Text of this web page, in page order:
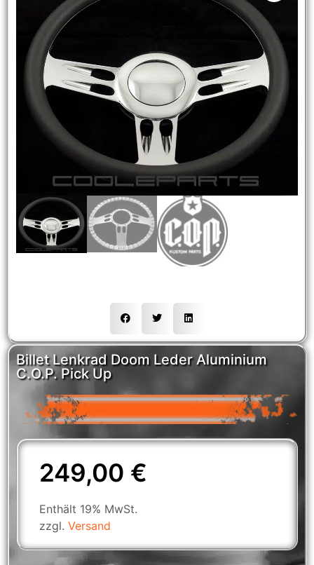
Billet Lenkrad Doom Leder Aluminium
C.O.P. Pick Up
249,00 €
Enthält 19% MwSt.
zzgl. Versand